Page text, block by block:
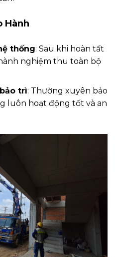
Hành
thống: Sau khi hoàn tất
nghiệm thu toàn bộ
trì: Thường xuyên bảo
luôn hoạt động tốt và an